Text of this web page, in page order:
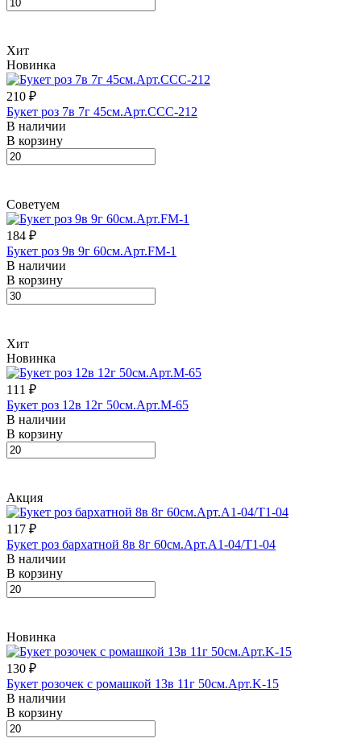
Хит
Новинка
210 ₽
Букет роз 7в 7г 45см.Арт.CCC-212
В наличии
В корзину
Советуем
184 ₽
Букет роз 9в 9г 60см.Арт.FM-1
В наличии
В корзину
Хит
Новинка
111 ₽
Букет роз 12в 12г 50см.Арт.M-65
В наличии
В корзину
Акция
117 ₽
Букет роз бархатной 8в 8г 60см.Арт.A1-04/T1-04
В наличии
В корзину
Новинка
130 ₽
Букет розочек с ромашкой 13в 11г 50см.Арт.K-15
В наличии
В корзину